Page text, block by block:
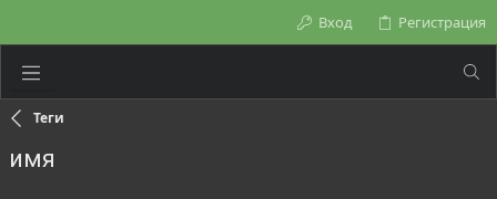
Вход Регистрация
Теги
имя